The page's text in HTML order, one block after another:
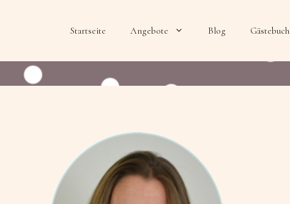
Startseite Angebote Blog Gästebuch